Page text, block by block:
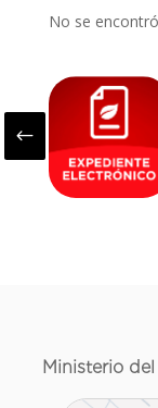
No se
#
Ministerio